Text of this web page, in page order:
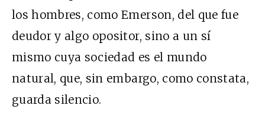
los hombres, como Emerson, del que fue
deudor y algo opositor, sino a un sí
mismo cuya sociedad es el mundo
natural, que, sin embargo, como constata,
guarda silencio.